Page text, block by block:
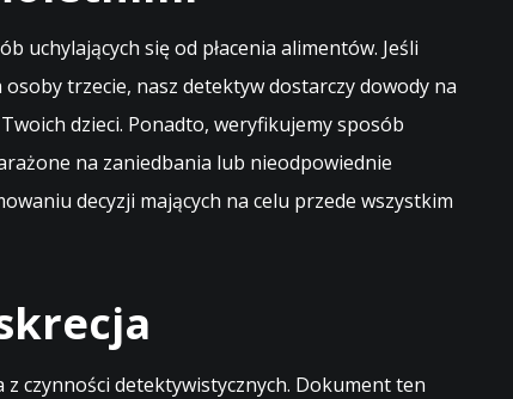
uchylających się od płacenia alimentów. Jeśli
trzecie, nasz detektyw dostarczy dowody na
dzieci. Ponadto, weryfikujemy sposób
na zaniedbania lub nieodpowiednie
decyzji mających na celu przede wszystkim
czynności detektywistycznych. Dokument ten